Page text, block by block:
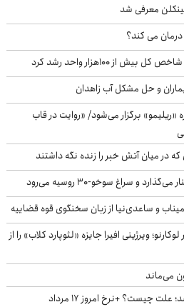
لینکلن معرفی شد
درمان می کند؟
از ۱۰۰هزار واحد رشد کرد
و حل مشکل آب زاهدان
برگزار می‌شود/ «روایت در قاب
که در میان آتش خبر را زنده نگه داشتند
و سراغ سوخو-30 روسیه می‌رود
و ساعدی‌نیا از زبان سخنگوی قوه قضاییه
ویرژینی افیرا جایزه «لئوپارد کلاب» را از
می‌ماند